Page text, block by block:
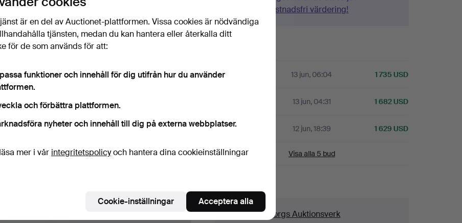
Gör en kostnadsfri värdering!
2 13 jun, 06:04 1 735 USD
13 jun, 04:31 1 682 USD
1 12 jun, 18:39 1 629 USD
Visa alla 5 bud
Detaljer
Hus Göteborgs Auktionsverk
är en del av Auctionet-plattformen. Vissa cookies är nödvändiga
tjänsten, medan du kan hantera eller återkalla ditt
för de som används för att:
funktioner och innehåll för dig utifrån hur du använder
och förbättra plattformen.
nyheter och innehåll till dig på externa webbplatser.
mer i vår integritetspolicyoch hantera dina cookieinställningar
Cookie-inställningar Acceptera alla